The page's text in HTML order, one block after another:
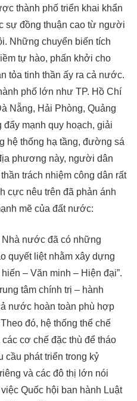
thành phố triển khai khẩn
sự đồng thuận cao từ người
Những chuyển biến tích
tự hào, phấn khởi cho
tỏa tinh thần ấy ra cả nước.
phố lớn như TP. Hồ Chí
Nẵng, Hải Phòng, Quảng
mạnh quy hoạch, giải
hệ thống hạ tầng, đường sá
phương này, người dân
trách nhiệm công dân rất
cực nêu trên đã phản ánh
mẽ của đất nước:
nước đã có những
quyết liệt nhằm xây dựng
– Văn minh – Hiện đại”.
tâm chính trị – hành
nước hoàn toàn phù hợp
đó, hệ thống thể chế
cơ chế đặc thù để tháo
cầu phát triển trong kỷ
và các đô thị lớn nói
Quốc hội ban hành Luật